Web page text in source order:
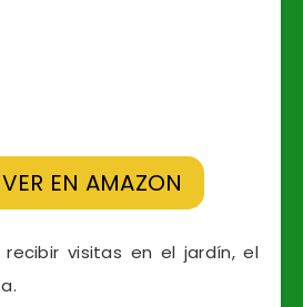
VER EN AMAZON
visitas en el jardín, el